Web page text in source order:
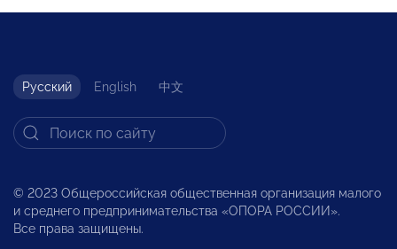
Русский English 中文
© 2023 Общероссийская общественная организация малого
и среднего предпринимательства «ОПОРА РОССИИ».
Все права защищены.